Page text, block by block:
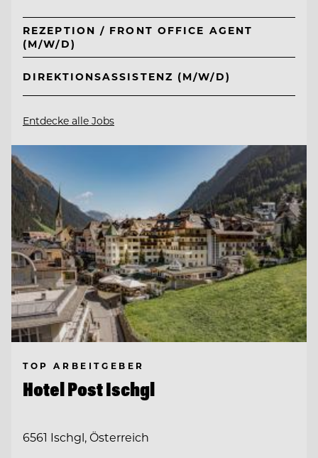
REZEPTION / FRONT OFFICE AGENT
(M/W/D)
DIREKTIONSASSISTENZ (M/W/D)
Entdecke alle Jobs
TOP ARBEITGEBER
Hotel Post Ischgl
6561 Ischgl, Österreich